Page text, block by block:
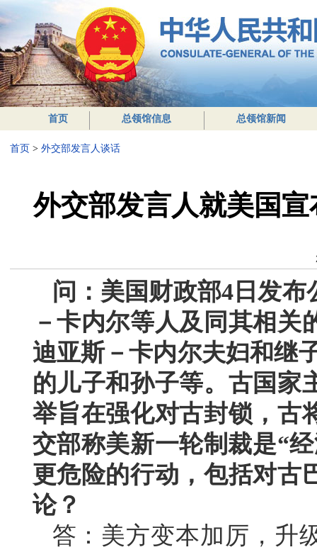
首页 总领馆信息 总领馆新闻
首页 > 外交部发言人谈话
外交部发言人就美国
问：美国财政部4日发
－卡内尔等人及同其相关
迪亚斯－卡内尔夫妇和继
的儿子和孙子等。古国家
举旨在强化对古封锁，古
交部称美新一轮制裁是“
更危险的行动，包括对古
论？
答：美方变本加厉，升